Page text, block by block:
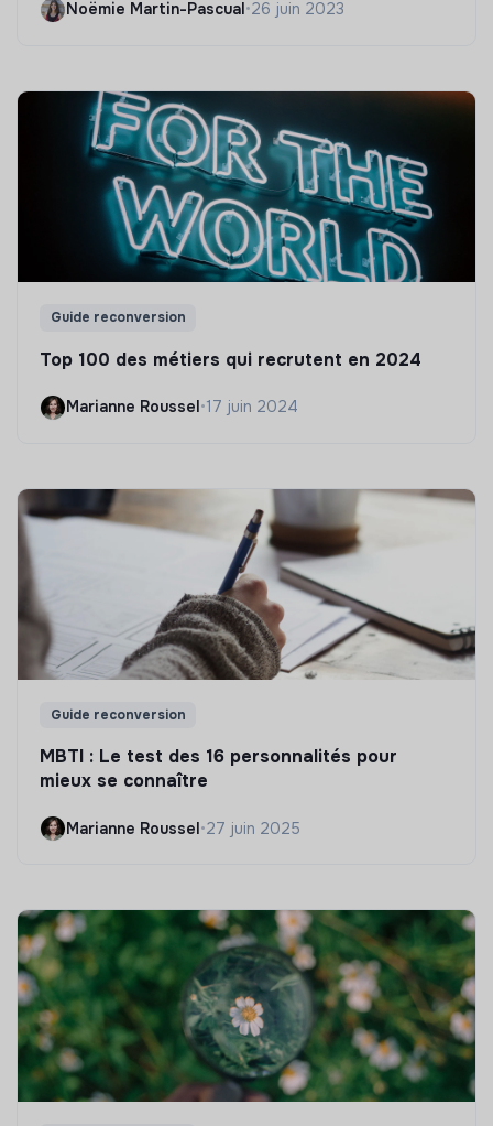
Noëmie Martin-Pascual •26 juin 2023
Guide reconversion
Top 100 des métiers qui recrutent en 2024
Marianne Roussel•17 juin 2024
Guide reconversion
MBTI : Le test des 16 personnalités pour
mieux se connaître
Marianne Roussel•27 juin 2025